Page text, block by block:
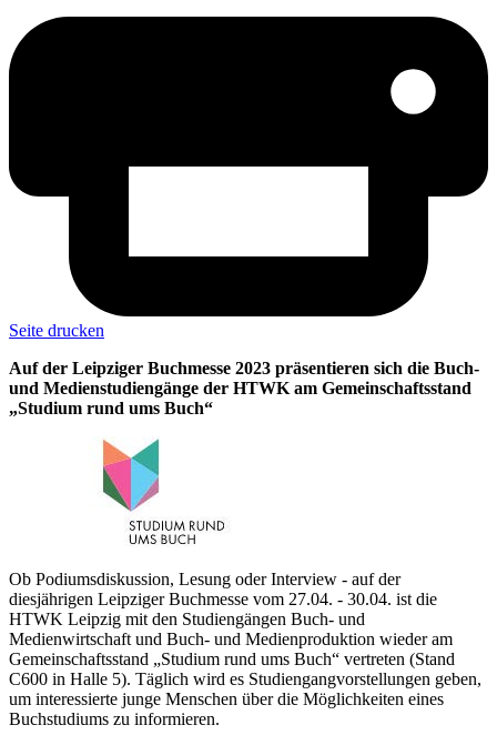
Seite drucken
Auf der Leipziger Buchmesse 2023 präsentieren sich die Buch-
und Medienstudiengänge der HTWK am Gemeinschaftsstand
„Studium rund ums Buch“
Ob Podiumsdiskussion, Lesung oder Interview - auf der
diesjährigen Leipziger Buchmesse vom 27.04. - 30.04. ist die
HTWK Leipzig mit den Studiengängen Buch- und
Medienwirtschaft und Buch- und Medienproduktion wieder am
Gemeinschaftsstand „Studium rund ums Buch“ vertreten (Stand
C600 in Halle 5). Täglich wird es Studiengangvorstellungen geben,
um interessierte junge Menschen über die Möglichkeiten eines
Buchstudiums zu informieren.